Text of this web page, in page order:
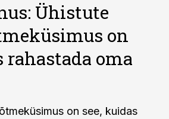
Ühistute
on
rahastada oma
on see, kuidas